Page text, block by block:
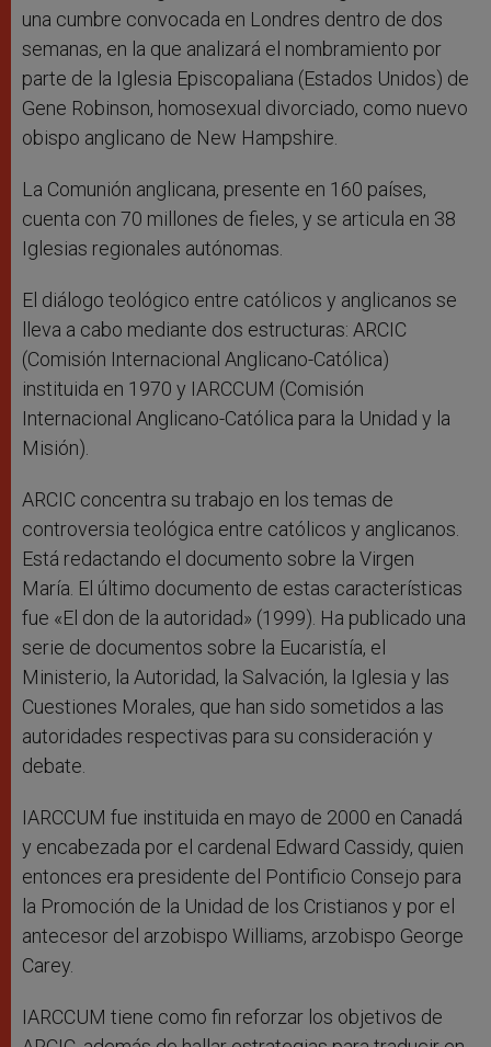
una cumbre convocada en Londres dentro de dos
semanas, en la que analizará el nombramiento por
parte de la Iglesia Episcopaliana (Estados Unidos) de
Gene Robinson, homosexual divorciado, como nuevo
obispo anglicano de New Hampshire.
La Comunión anglicana, presente en 160 países,
cuenta con 70 millones de fieles, y se articula en 38
Iglesias regionales autónomas.
El diálogo teológico entre católicos y anglicanos se
lleva a cabo mediante dos estructuras: ARCIC
(Comisión Internacional Anglicano-Católica)
instituida en 1970 y IARCCUM (Comisión
Internacional Anglicano-Católica para la Unidad y la
Misión).
ARCIC concentra su trabajo en los temas de
controversia teológica entre católicos y anglicanos.
Está redactando el documento sobre la Virgen
María. El último documento de estas características
fue «El don de la autoridad» (1999). Ha publicado una
serie de documentos sobre la Eucaristía, el
Ministerio, la Autoridad, la Salvación, la Iglesia y las
Cuestiones Morales, que han sido sometidos a las
autoridades respectivas para su consideración y
debate.
IARCCUM fue instituida en mayo de 2000 en Canadá
y encabezada por el cardenal Edward Cassidy, quien
entonces era presidente del Pontificio Consejo para
la Promoción de la Unidad de los Cristianos y por el
antecesor del arzobispo Williams, arzobispo George
Carey.
IARCCUM tiene como fin reforzar los objetivos de